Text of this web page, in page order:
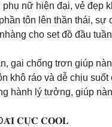
nữ hiện đại, vẻ đẹp
tôn lên thần thái, sự
cho set đồ đầu
gai chống trơn giúp
khô ráo và dễ chịu
hành lý tưởng, giúp
𝐂𝐔̛̣𝐂 𝐂𝐎𝐎𝐋